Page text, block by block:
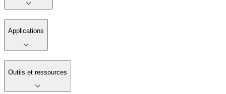
Applications
Outils et ressources